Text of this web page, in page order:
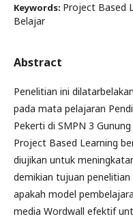
Keywords: Project Based
Belajar
Abstract
Penelitian ini
pada mata pelajaran
Pekerti di SMPN 3
Project Based Learning
diujikan untuk
demikian tujuan
apakah model
media Wordwall efektif